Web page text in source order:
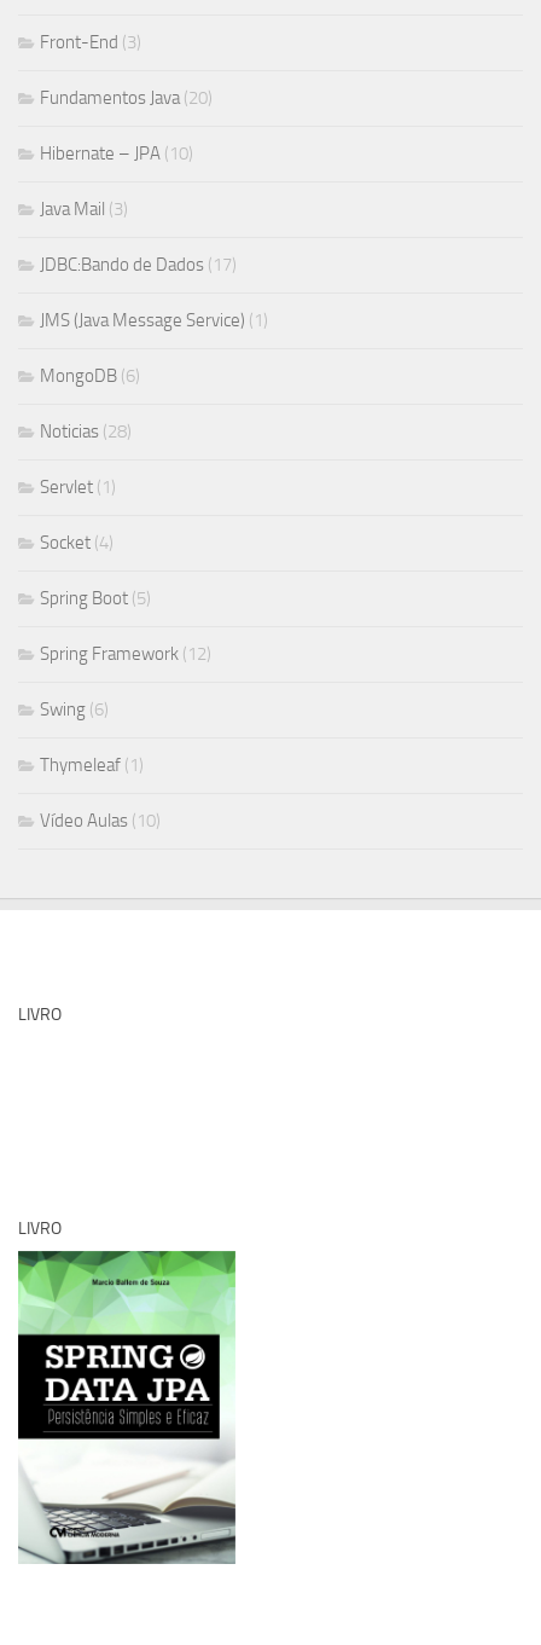
Front-End (3)
Fundamentos Java(20)
Hibernate – JPA (10)
Java Mail (3)
JDBC:Bando de Dados (17)
JMS (Java Message Service) (1)
MongoDB (6)
Noticias (28)
Servlet (1)
Socket (4)
Spring Boot (5)
Spring Framework (12)
Swing (6)
Thymeleaf (1)
Vídeo Aulas (10)
LIVRO
LIVRO